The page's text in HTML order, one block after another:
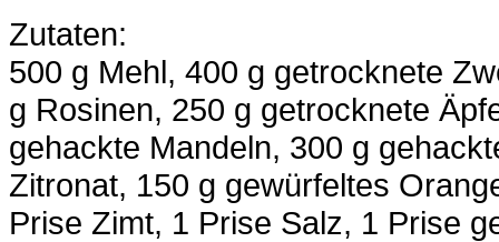
Zutaten:
500 g Mehl, 400 g getrocknete
g Rosinen, 250 g getrocknete
gehackte Mandeln, 300 g
Zitronat, 150 g gewürfeltes
Prise Zimt, 1 Prise Salz, 1 Prise